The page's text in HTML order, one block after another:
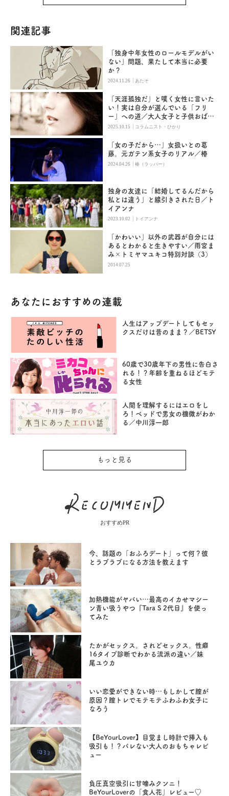
関連記事
「独身中年女性のロールモデルがい
ない」問題、果たして本当に必要
か？
2024.11.26 |あたそ
「天涯孤独だ」と嘆く女性に言いた
い！実は自分が選んでいる「フリ
ー」への道／大人女子と子供おばさ
んの恋愛の違い
2025.10.15 | コラムニスト・ひかり
「女の子だから…」女扱いとの葛
藤。元ガテン系女子のリアル／椿
2024.04.26 |椿（ラッパー）
独身の友達に「結婚してるんだから
私とは違う」と線引きされた日／ト
イアンナ
2023.10.02 | トイアンナ
「かわいい」以外の武器が自分には
あるとわかると生きやすい／雨宮ま
み×トミヤマユキコ特別対談（3）
2014.07.25
あなたにおすすめの連載
人生はアップデートしてもセッ
クスだけは昔のまま？／BETSY
60歳で30歳年下の男性に告白さ
れる！？年齢を重ねるほどモテ
る女性
人間を理解するにはエロをし
ろ！ベッドで男女の機微がわか
る／中川淳一郎
もっと見る
おすすめPR
今、話題の「おふろデート」って何？彼
とラブラブになる方法を教えます
加熱機能がヤバい…最高のイカせマシー
ン青い吸うやつ『Tara S 2代目』を使っ
てみた
たかがセックス。されどセックス。性癖
16タイプ診断でわかる流派の違い／妹
尾ユウカ
いい恋愛ができない時…もしかして膣が
原因？膣トレでモテモテふわふわ女子に
なろう
【BeYourLover】目覚まし時計で挿入も
吸引も！？バレない大人のおもちゃレビ
ュー
負圧真空吸引に甘噛みクンニ！
BeYourLoverの「食人花」レビュー♡